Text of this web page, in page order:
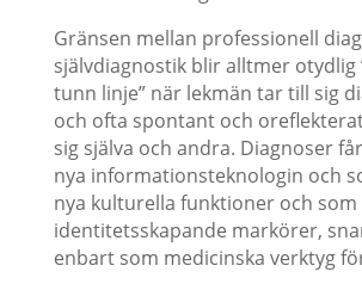
Gränsen mellan professionell
självdiagnostik blir alltmer otydlig
tunn linje” när lekmän tar till sig
och ofta spontant och
sig själva och andra. Diagnoser
nya informationsteknologin och
nya kulturella funktioner och som
identitetsskapande markörer,
enbart som medicinska verktyg